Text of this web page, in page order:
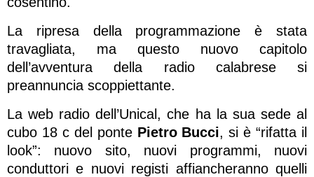
La ripresa della programmazione è stata
travagliata, ma questo nuovo capitolo
dell’avventura della radio calabrese si
preannuncia scoppiettante.
La web radio dell’Unical, che ha la sua sede al
cubo 18 c del ponte Pietro Bucci, si è “rifatta il
look”: nuovo sito, nuovi programmi, nuovi
conduttori e nuovi registi affiancheranno quelli